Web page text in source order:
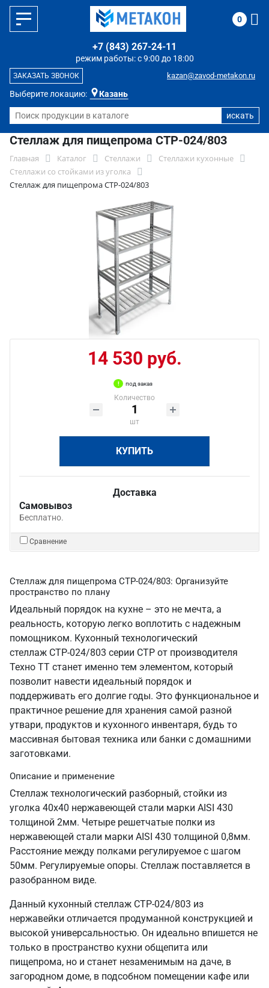
Выберите локацию: Казань
режим работы: с 9:00 до 18:00
+7 (843) 267-24-11
kazan@zavod-metakon.ru
ЗАКАЗАТЬ ЗВОНОК
0
Стеллаж для пищепрома СТР-024/803
Главная Каталог Стеллажи
Стеллажи кухонные
Стеллажи со стойками из уголка
Стеллаж для пищепрома СТР-024/803
14 530 руб.
под заказ
Количество
шт
КУПИТЬ
Доставка
Самовывоз
Бесплатно.
Сравнение
Стеллаж для пищепрома СТР-024/803: Организуйте
пространство по плану
Идеальный порядок на кухне – это не мечта, а
реальность, которую легко воплотить с надежным
помощником. Кухонный технологический
стеллаж СТР-024/803 серии СТР от производителя
Техно ТТ станет именно тем элементом, который
позволит навести идеальный порядок и
поддерживать его долгие годы. Это функциональное и
практичное решение для хранения самой разной
утвари, продуктов и кухонного инвентаря, будь то
массивная бытовая техника или банки с домашними
заготовками.
Описание и применение
Стеллаж технологический разборный, стойки из
уголка 40х40 нержавеющей стали марки AISI 430
толщиной 2мм. Четыре решетчатые полки из
нержавеющей стали марки AISI 430 толщиной 0,8мм.
Расстояние между полками регулируемое с шагом
50мм. Регулируемые опоры. Стеллаж поставляется в
разобранном виде.
Данный кухонный стеллаж СТР-024/803 из
нержавейки отличается продуманной конструкцией и
высокой универсальностью. Он идеально впишется не
только в пространство кухни общепита или
пищепрома, но и станет незаменимым на даче, в
загородном доме, в подсобном помещении кафе или